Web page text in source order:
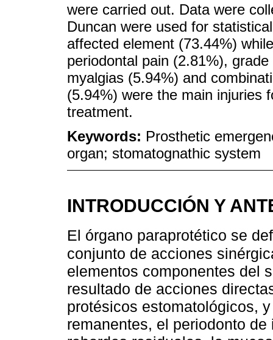
were carried out. Data were
Duncan were used for
affected element (73.44%)
periodontal pain (2.81%),
myalgias (5.94%) and
(5.94%) were the main injuries
treatment.
Keywords: Prosthetic
organ; stomatognathic system
INTRODUCCIÓN Y
El órgano paraprotético se
conjunto de acciones
elementos componentes del
resultado de acciones
protésicos estomatológicos,
remanentes, el periodonto